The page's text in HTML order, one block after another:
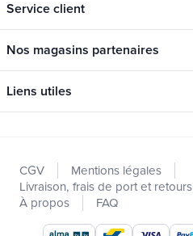
Service client
Nos magasins partenaires
Liens utiles
Promotions
Catalogues
Nos marques
CGV
Mentions légales
Livraison, frais de port et retours
À propos
FAQ